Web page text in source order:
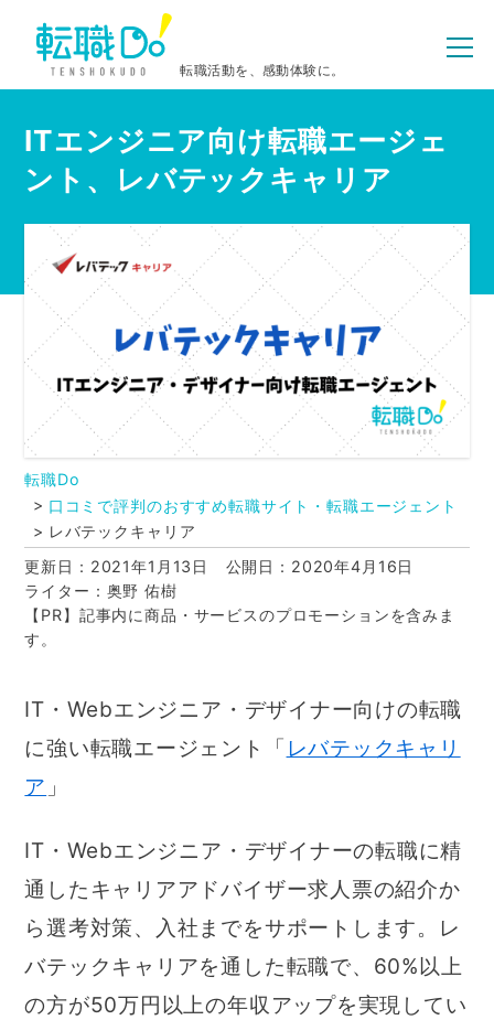
転職活動を、感動体験に。
ITエンジニア向け転職エージェ
ント、レバテックキャリア
転職Do
口コミで評判のおすすめ転職サイト・転職エージェント
レバテックキャリア
更新日：2021年1月13日
公開日：2020年4月16日
ライター：奥野 佑樹
【PR】記事内に商品・サービスのプロモーションを含みま
す。
IT・Webエンジニア・デザイナー向けの転職
に強い転職エージェント「 レバテックキャリ
ア 」
IT・Webエンジニア・デザイナーの転職に精
通したキャリアアドバイザー求人票の紹介か
ら選考対策、入社までをサポートします。レ
バテックキャリアを通した転職で、60%以上
の方が50万円以上の年収アップを実現してい